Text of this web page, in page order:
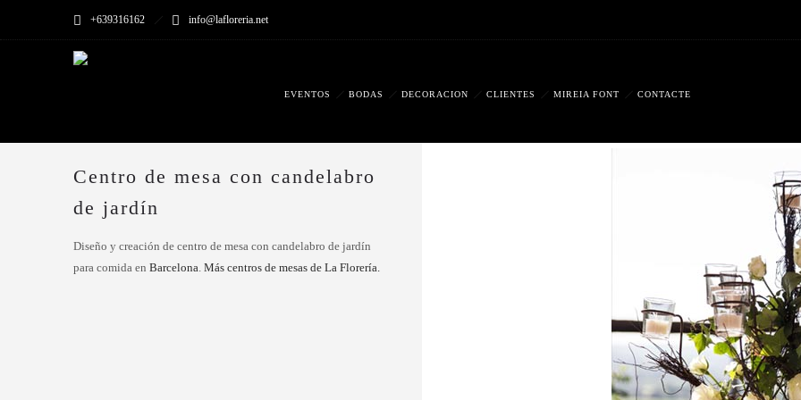
+639316162 info@lafloreria.net
EVENTOS BODAS DECORACION CLIENTES MIREIA FONT CONTACTE
Centro de mesa con candelabro
de jardín
Diseño y creación de centro de mesa con candelabro de jardín
para comida en Barcelona. Más centros de mesas de La Florería.